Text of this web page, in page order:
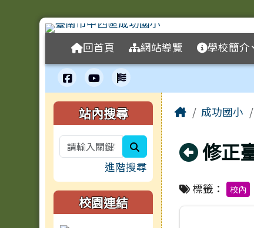
跳至主內容區
臺南市中西區成功國小
導覽列
回首頁 網站導覽 學校簡介
左邊區域內容
站內搜尋
search
進階搜尋
校園連結
主內容區
Home成功國小
回上
修正
標籤： 校內
頁尾區域